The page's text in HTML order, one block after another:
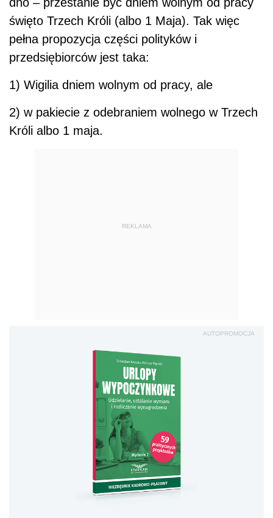
święto Trzech Króli (albo 1 Maja). Tak więc
pełna propozycja części polityków i
przedsiębiorców jest taka:
1) Wigilia dniem wolnym od pracy, ale
2) w pakiecie z odebraniem wolnego w Trzech
Króli albo 1 maja.
REKLAMA
AUTOPROMOCJA